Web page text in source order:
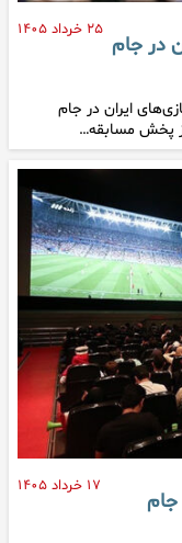
۲۵ خرداد ۱۴۰۵
در جام
ایران در جام
۱۷ خرداد ۱۴۰۵